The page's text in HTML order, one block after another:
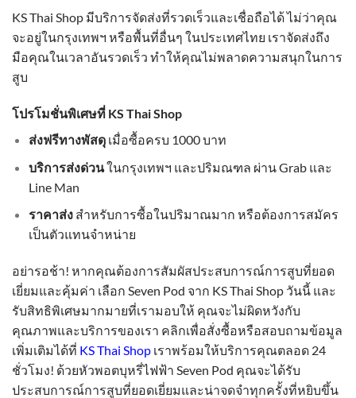
KS Thai Shop มีบริการจัดส่งที่รวดเร็วและเชื่อถือได้ ไม่ว่าคุณ
จะอยู่ในกรุงเทพฯ หรือพื้นที่อื่นๆ ในประเทศไทย เราจัดส่งถึง
มือคุณในเวลาอันรวดเร็ว ทำให้คุณไม่พลาดความสนุกในการ
สูบ
โปรโมชั่นพิเศษที่ KS Thai Shop
ส่งฟรีทางพัสดุเมื่อซื้อครบ 1000 บาท
บริการส่งด่วนในกรุงเทพฯ และปริมณฑล ผ่าน Grab และ
Line Man
ราคาส่งสำหรับการซื้อในปริมาณมาก หรือต้องการสมัคร
เป็นตัวแทนจำหน่าย
อย่ารอช้า! หากคุณต้องการสัมผัสประสบการณ์การสูบที่ยอด
เยี่ยมและคุ้มค่า เลือก Seven Pod จาก KS Thai Shop วันนี้ และ
รับสิทธิพิเศษมากมายที่เรามอบให้ คุณจะไม่ผิดหวังกับ
คุณภาพและบริการของเรา คลิกเพื่อสั่งซื้อหรือสอบถามข้อมูล
เพิ่มเติมได้ที่ KS Thai Shop เราพร้อมให้บริการคุณตลอด 24
ชั่วโมง! ด้วยหัวพอตบุหรี่ไฟฟ้า Seven Pod คุณจะได้รับ
ประสบการณ์การสูบที่ยอดเยี่ยมและน่าจดจำทุกครั้งที่หยิบขึ้น